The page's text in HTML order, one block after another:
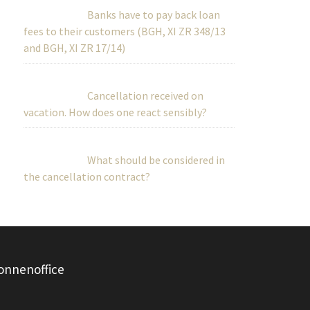
Banks have to pay back loan
fees to their customers (BGH, XI ZR 348/13
and BGH, XI ZR 17/14)
Cancellation received on
vacation. How does one react sensibly?
What should be considered in
the cancellation contract?